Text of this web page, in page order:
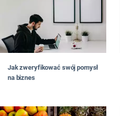
Jak zweryfikować swój pomysł
na biznes